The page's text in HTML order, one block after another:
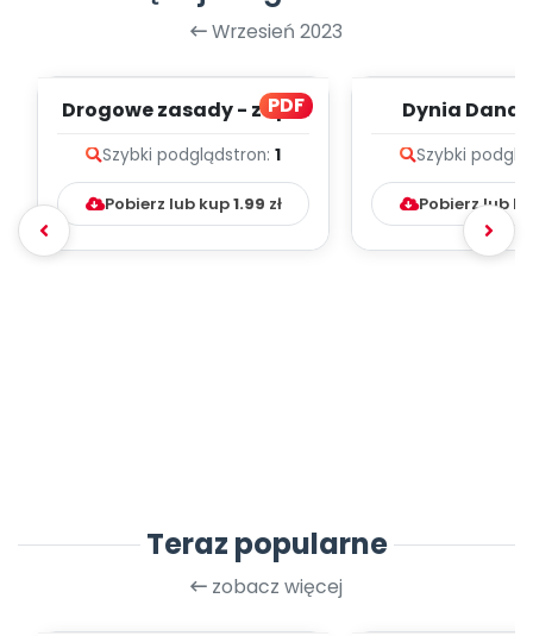
Wrzesień 2023
PDF
Drogowe zasady - zapis
Szybki podglądstron: 1
Pobierz lub kup1.99 zł
Dynia Dana
Szybki
Pobierz lub
Teraz popularne
zobacz więcej